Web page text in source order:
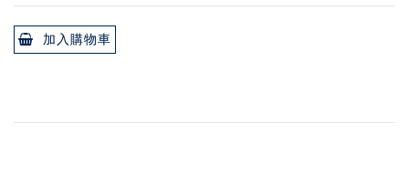
加入購物車